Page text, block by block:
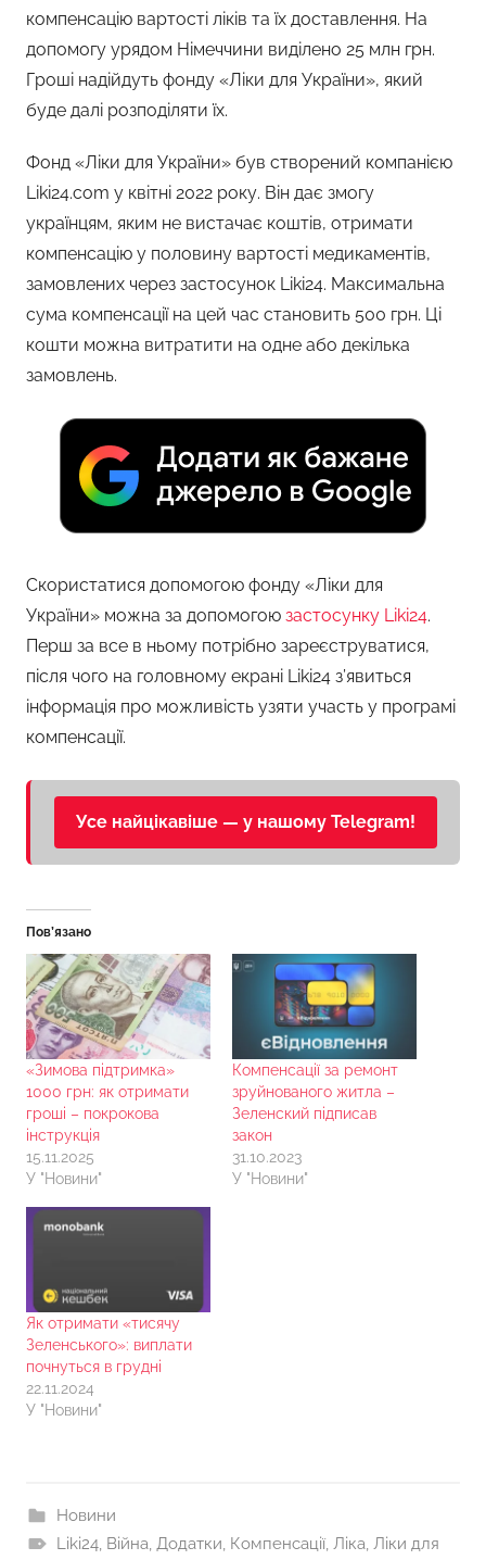
компенсацію вартості ліків та їх доставлення. На
допомогу урядом Німеччини виділено 25 млн грн.
Гроші надійдуть фонду «Ліки для України», який
буде далі розподіляти їх.
Фонд «Ліки для України» був створений компанією
Liki24.com у квітні 2022 року. Він дає змогу
українцям, яким не вистачає коштів, отримати
компенсацію у половину вартості медикаментів,
замовлених через застосунок Liki24. Максимальна
сума компенсації на цей час становить 500 грн. Ці
кошти можна витратити на одне або декілька
замовлень.
Скористатися допомогою фонду «Ліки для
України» можна за допомогою застосунку Liki24.
Перш за все в ньому потрібно зареєструватися,
після чого на головному екрані Liki24 з’явиться
інформація про можливість узяти участь у програмі
компенсації.
Усе найцікавіше — у нашому Telegram!
Пов’язано
«Зимова підтримка»
1000 грн: як отримати
гроші – покрокова
інструкція
15.11.2025
У "Новини"
Компенсації за ремонт
зруйнованого житла –
Зеленский підписав
закон
31.10.2023
У "Новини"
Як отримати «тисячу
Зеленського»: виплати
почнуться в грудні
22.11.2024
У "Новини"
Новини
Liki24, Війна, Додатки, Компенсації, Ліка, Ліки для